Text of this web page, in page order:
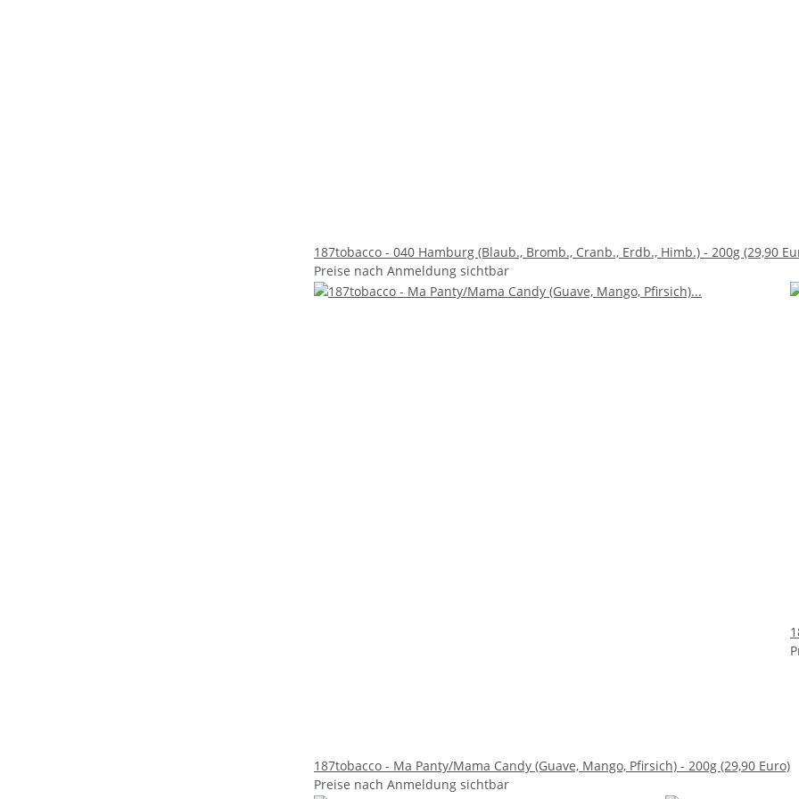
187tobacco - 040 Hamburg (Blaub., Bromb., Cranb., Erdb., Himb.) - 200g (29,90
Preise nach Anmeldung sichtbar
187tobacco - Ma Panty/Mama Candy (Guave, Mango, Pfirsich) - 200g (29,90 Euro)
Preise nach Anmeldung sichtbar